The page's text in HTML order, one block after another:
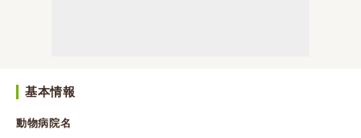
基本情報
動物病院名